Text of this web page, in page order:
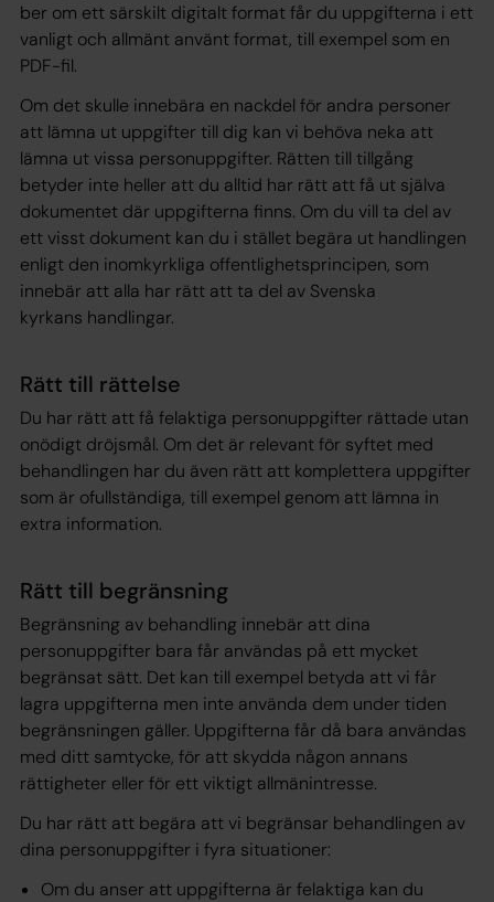
ber om ett särskilt digitalt format får du uppgifterna i ett
vanligt och allmänt använt format, till exempel som en
PDF-fil.
Om det skulle innebära en nackdel för andra personer
att lämna ut uppgifter till dig kan vi behöva neka att
lämna ut vissa personuppgifter. Rätten till tillgång
betyder inte heller att du alltid har rätt att få ut själva
dokumentet där uppgifterna finns. Om du vill ta del av
ett visst dokument kan du i stället begära ut handlingen
enligt den inomkyrkliga offentlighetsprincipen, som
innebär att alla har rätt att ta del av Svenska
kyrkans handlingar.
Rätt till rättelse
Du har rätt att få felaktiga personuppgifter rättade utan
onödigt dröjsmål. Om det är relevant för syftet med
behandlingen har du även rätt att komplettera uppgifter
som är ofullständiga, till exempel genom att lämna in
extra information.
Rätt till begränsning
Begränsning av behandling innebär att dina
personuppgifter bara får användas på ett mycket
begränsat sätt. Det kan till exempel betyda att vi får
lagra uppgifterna men inte använda dem under tiden
begränsningen gäller. Uppgifterna får då bara användas
med ditt samtycke, för att skydda någon annans
rättigheter eller för ett viktigt allmänintresse.
Du har rätt att begära att vi begränsar behandlingen av
dina personuppgifter i fyra situationer:
Om du anser att uppgifterna är felaktiga kan du